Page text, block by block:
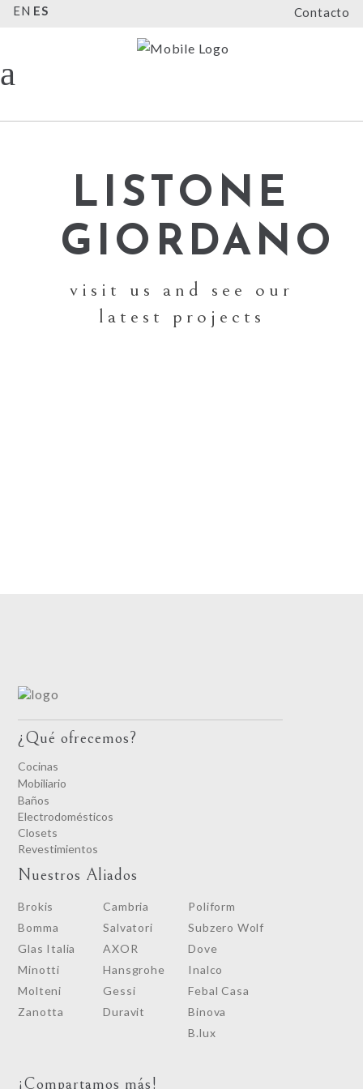
EN ES Contacto
LISTONE
GIORDANO
visit us and see our
latest projects
¿Qué ofrecemos?
Cocinas
Mobiliario
Baños
Electrodomésticos
Closets
Revestimientos
Nuestros Aliados
Brokis
Bomma
Glas Italia
Minotti
Molteni
Zanotta
Cambria
Salvatori
AXOR
Hansgrohe
Gessi
Duravit
Poliform
Subzero Wolf
Dove
Inalco
Febal Casa
Binova
B.lux
¡Compartamos más!